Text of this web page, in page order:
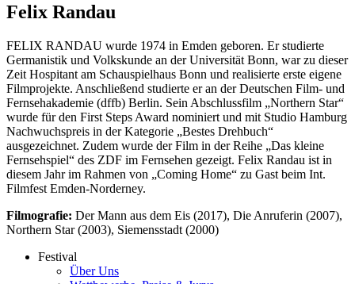
Felix Randau
FELIX RANDAU wurde 1974 in Emden geboren. Er studierte
Germanistik und Volkskunde an der Universität Bonn, war zu dieser
Zeit Hospitant am Schauspielhaus Bonn und realisierte erste eigene
Filmprojekte. Anschließend studierte er an der Deutschen Film- und
Fernsehakademie (dffb) Berlin. Sein Abschlussfilm „Northern Star“
wurde für den First Steps Award nominiert und mit Studio Hamburg
Nachwuchspreis in der Kategorie „Bestes Drehbuch“
ausgezeichnet. Zudem wurde der Film in der Reihe „Das kleine
Fernsehspiel“ des ZDF im Fernsehen gezeigt. Felix Randau ist in
diesem Jahr im Rahmen von „Coming Home“ zu Gast beim Int.
Filmfest Emden-Norderney.
Filmografie: Der Mann aus dem Eis (2017), Die Anruferin (2007),
Northern Star (2003), Siemensstadt (2000)
Festival
Über Uns